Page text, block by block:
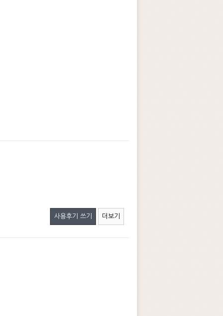
사용후기 쓰기 더보기